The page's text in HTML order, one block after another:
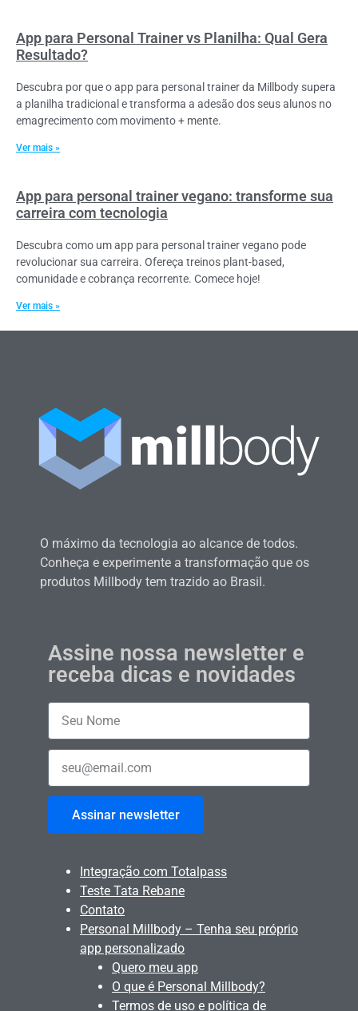
App para Personal Trainer vs Planilha: Qual Gera
Resultado?
Descubra por que o app para personal trainer da Millbody supera
a planilha tradicional e transforma a adesão dos seus alunos no
emagrecimento com movimento + mente.
Ver mais »
App para personal trainer vegano: transforme sua
carreira com tecnologia
Descubra como um app para personal trainer vegano pode
revolucionar sua carreira. Ofereça treinos plant-based,
comunidade e cobrança recorrente. Comece hoje!
Ver mais »
O máximo da tecnologia ao alcance de todos.
Conheça e experimente a transformação que os
produtos Millbody tem trazido ao Brasil.
Assine nossa newsletter e
receba dicas e novidades
Assinar newsletter
Integração com Totalpass
Teste Tata Rebane
Contato
Personal Millbody – Tenha seu próprio
app personalizado
Quero meu app
O que é Personal Millbody?
Termos de uso e política de